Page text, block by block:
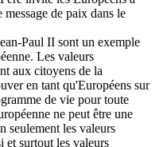
de paix dans le
Paul II sont un exemple
Les valeurs
aux citoyens de la
en tant qu'Européens sur
de vie pour toute
ne peut être une
seulement les valeurs
et surtout les valeurs